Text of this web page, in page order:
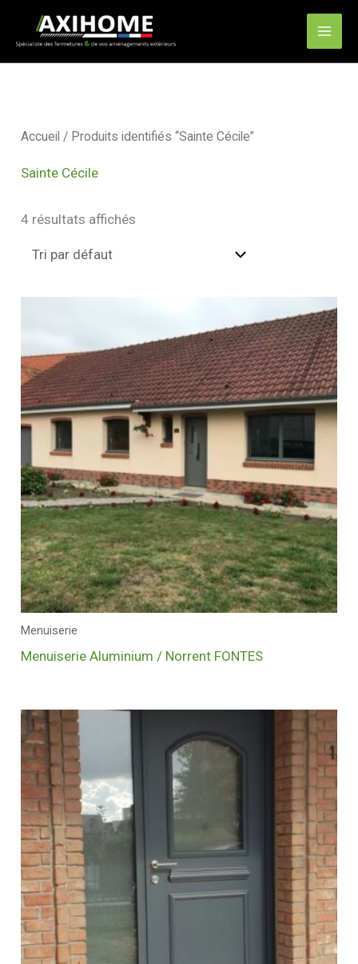
contenu
Accueil / Produits identifiés “Sainte Cécile”
Sainte Cécile
4 résultats affichés
Menuiserie
Menuiserie Aluminium / Norrent FONTES